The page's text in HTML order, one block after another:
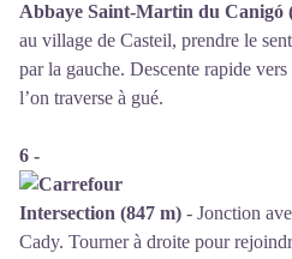
Abbaye Saint-Martin du Canigó
au village de Casteil, prendre le
par la gauche. Descente rapide
l’on traverse à gué.
6 -
Intersection (847 m) - Jonction
Cady. Tourner à droite pour